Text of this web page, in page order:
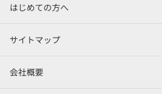
はじめての方へ
サイトマップ
会社概要